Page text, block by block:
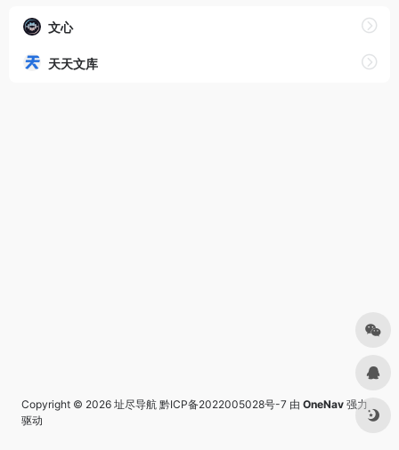
文心
天天文库
Copyright © 2026 址尽导航 黔ICP备2022005028号-7 由 OneNav 强力
驱动